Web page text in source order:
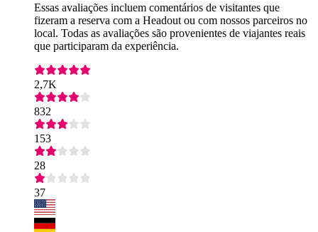
Essas avaliações incluem comentários de visitantes que
fizeram a reserva com a Headout ou com nossos parceiros no
local. Todas as avaliações são provenientes de viajantes reais
que participaram da experiência.
2,7K
832
153
28
37